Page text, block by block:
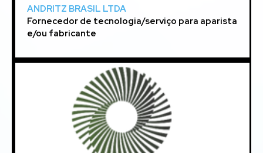
ANDRITZ BRASIL LTDA
Fornecedor de tecnologia/serviço para aparista
e/ou fabricante